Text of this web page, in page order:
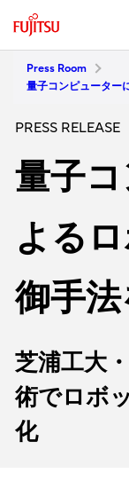
Press Room
量子コンピューター
PRESS RELEASE
量子
よる
御手
芝浦工大
術でロボ
化